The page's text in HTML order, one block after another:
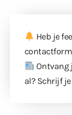
Heb je
Ontvang
al? Schrijf